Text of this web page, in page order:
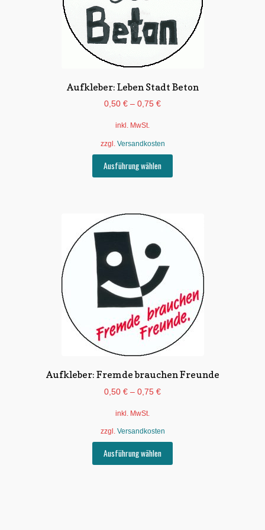
Produktseite
gewählt
werden
Aufkleber: Leben Stadt Beton
0,50 € – 0,75 €
inkl. MwSt.
zzgl. Versandkosten
Ausführung wählen
auf.
Die
Optionen
können
der
Produktseite
gewählt
werden
Aufkleber: Fremde brauchen Freunde
0,50 € – 0,75 €
inkl. MwSt.
zzgl. Versandkosten
Ausführung wählen